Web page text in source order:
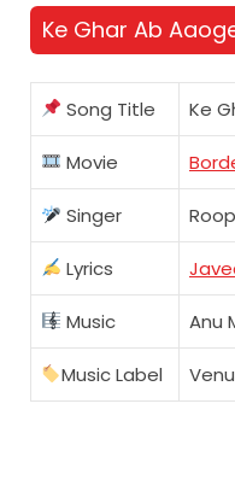
Ke Ghar Ab
Song Title Ke
Movie
Singer
Lyrics
Music Anu
Music Label